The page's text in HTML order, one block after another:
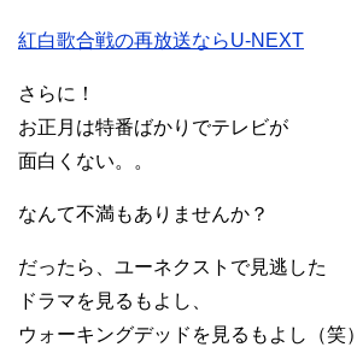
紅白歌合戦の再放送ならU-NEXT
さらに！
お正月は特番ばかりでテレビが
面白くない。。
なんて不満もありませんか？
だったら、ユーネクストで見逃した
ドラマを見るもよし、
ウォーキングデッドを見るもよし（笑）